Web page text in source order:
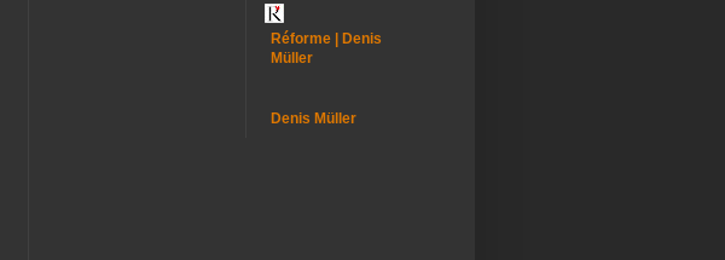
Réforme | Denis
Müller
Denis Müller